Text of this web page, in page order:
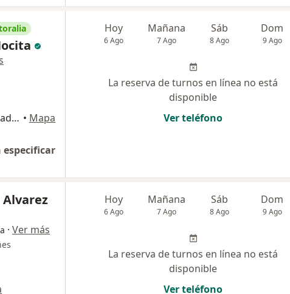
Avenida General Mosconi 2386, Ciudad Autónoma de Buenos Aires • Mapa
especificar
Hoy
6 Ago
Mañana
7 Ago
Sáb
8 Ago
Dom
9 Ago
La reserva de turnos en línea no está
disponible
Ver teléfono
Alvarez
· Ver más
Hoy
6 Ago
Mañana
7 Ago
Sáb
8 Ago
Dom
9 Ago
La reserva de turnos en línea no está
disponible
Ver teléfono